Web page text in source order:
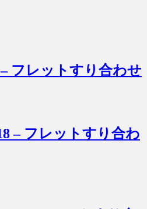
フレットすり合わせ
– フレットすり合わ